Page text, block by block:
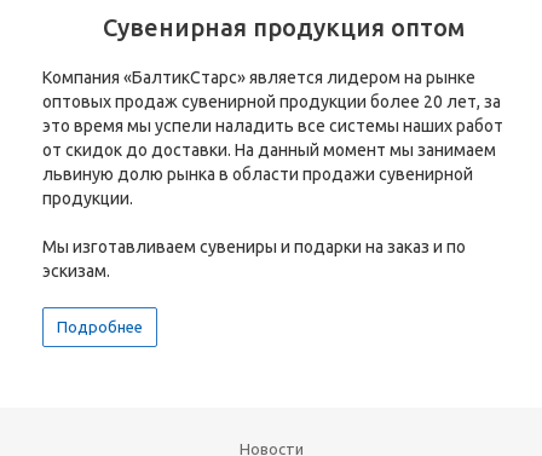
Сувенирная продукция оптом
Компания «БалтикСтарс» является лидером на рынке
оптовых продаж сувенирной продукции более 20 лет, за
это время мы успели наладить все системы наших работ
от скидок до доставки. На данный момент мы занимаем
львиную долю рынка в области продажи сувенирной
продукции.
Мы изготавливаем сувениры и подарки на заказ и по
эскизам.
Подробнее
Новости